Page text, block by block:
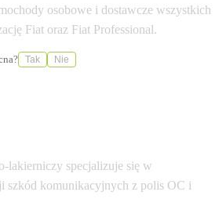
osobowe i dostawcze wszystkich
Fiat oraz Fiat Professional.
Tak Nie
lakierniczy specjalizuje się w
szkód komunikacyjnych z polis OC i